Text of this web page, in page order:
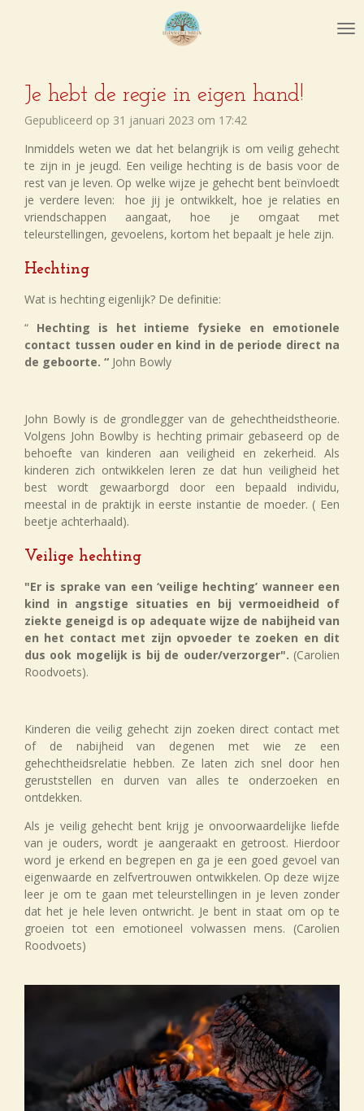
hoofdinhoud
Je hebt de regie in eigen hand!
Gepubliceerd op 31 januari 2023 om 17:42
Inmiddels weten we dat het belangrijk is om veilig gehecht
te zijn in je jeugd. Een veilige hechting is de basis voor de
rest van je leven. Op welke wijze je gehecht bent beïnvloedt
je verdere leven: hoe jij je ontwikkelt, hoe je relaties en
vriendschappen aangaat, hoe je omgaat met
teleurstellingen, gevoelens, kortom het bepaalt je hele zijn.
Hechting
Wat is hechting eigenlijk? De definitie:
“ Hechting is het intieme fysieke en emotionele
contact tussen ouder en kind in de periode direct na
de geboorte. “ John Bowly
John Bowly is de grondlegger van de gehechtheidstheorie.
Volgens John Bowlby is hechting primair gebaseerd op de
behoefte van kinderen aan veiligheid en zekerheid. Als
kinderen zich ontwikkelen leren ze dat hun veiligheid het
best wordt gewaarborgd door een bepaald individu,
meestal in de praktijk in eerste instantie de moeder. ( Een
beetje achterhaald).
Veilige hechting
"Er is sprake van een ‘veilige hechting’ wanneer een
kind in angstige situaties en bij vermoeidheid of
ziekte geneigd is op adequate wijze de nabijheid van
en het contact met zijn opvoeder te zoeken en dit
dus ook mogelijk is bij de ouder/verzorger". (Carolien
Roodvoets).
Kinderen die veilig gehecht zijn zoeken direct contact met
of de nabijheid van degenen met wie ze een
gehechtheidsrelatie hebben. Ze laten zich snel door hen
geruststellen en durven van alles te onderzoeken en
ontdekken.
Als je veilig gehecht bent krijg je onvoorwaardelijke liefde
van je ouders, wordt je aangeraakt en getroost. Hierdoor
word je erkend en begrepen en ga je een goed gevoel van
eigenwaarde en zelfvertrouwen ontwikkelen. Op deze wijze
leer je om te gaan met teleurstellingen in je leven zonder
dat het je hele leven ontwricht. Je bent in staat om op te
groeien tot een emotioneel volwassen mens. (Carolien
Roodvoets)